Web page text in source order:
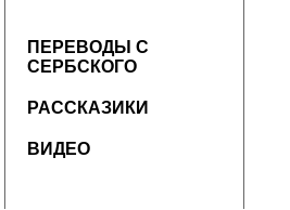
ПЕРЕВОДЫ С
СЕРБСКОГО
РАССКАЗИКИ
ВИДЕО